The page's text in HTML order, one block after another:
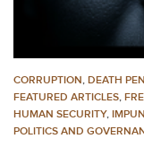
CORRUPTION, DEATH
FEATURED ARTICLES,
HUMAN SECURITY,
POLITICS AND